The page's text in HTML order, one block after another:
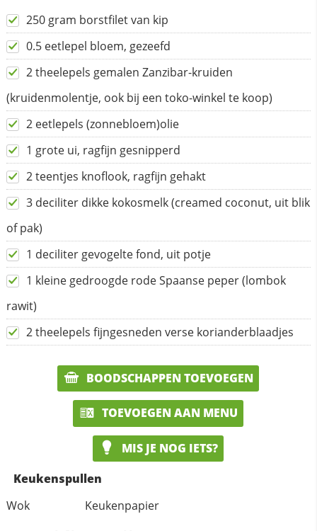
250 gram borstfilet van kip
0.5 eetlepel bloem, gezeefd
2 theelepels gemalen Zanzibar-kruiden
(kruidenmolentje, ook bij een toko-winkel te koop)
2 eetlepels (zonnebloem)olie
1 grote ui, ragfijn gesnipperd
2 teentjes knoflook, ragfijn gehakt
3 deciliter dikke kokosmelk (creamed coconut, uit blik
of pak)
1 deciliter gevogelte fond, uit potje
1 kleine gedroogde rode Spaanse peper (lombok
rawit)
2 theelepels fijngesneden verse korianderblaadjes
BOODSCHAPPEN TOEVOEGEN
TOEVOEGEN AAN MENU
MIS JE NOG IETS?
Keukenspullen
Wok
Keukenpapier